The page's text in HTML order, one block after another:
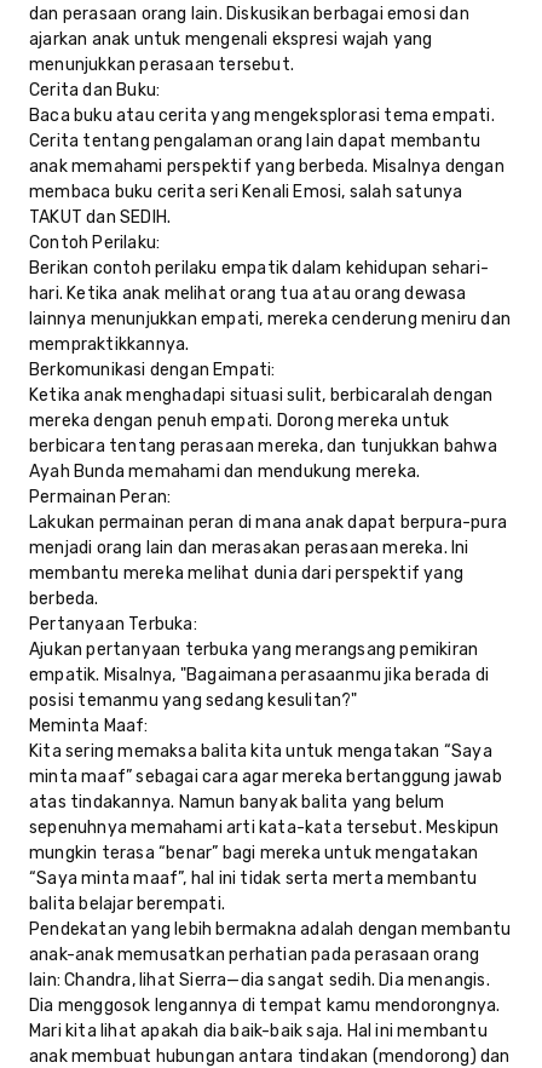
dan perasaan orang lain. Diskusikan berbagai emosi dan
ajarkan anak untuk mengenali ekspresi wajah yang
menunjukkan perasaan tersebut.
Cerita dan Buku:
Baca buku atau cerita yang mengeksplorasi tema empati.
Cerita tentang pengalaman orang lain dapat membantu
anak memahami perspektif yang berbeda. Misalnya dengan
membaca buku cerita seri Kenali Emosi, salah satunya
TAKUT dan SEDIH.
Contoh Perilaku:
Berikan contoh perilaku empatik dalam kehidupan sehari-
hari. Ketika anak melihat orang tua atau orang dewasa
lainnya menunjukkan empati, mereka cenderung meniru dan
mempraktikkannya.
Berkomunikasi dengan Empati:
Ketika anak menghadapi situasi sulit, berbicaralah dengan
mereka dengan penuh empati. Dorong mereka untuk
berbicara tentang perasaan mereka, dan tunjukkan bahwa
Ayah Bunda memahami dan mendukung mereka.
Permainan Peran:
Lakukan permainan peran di mana anak dapat berpura-pura
menjadi orang lain dan merasakan perasaan mereka. Ini
membantu mereka melihat dunia dari perspektif yang
berbeda.
Pertanyaan Terbuka:
Ajukan pertanyaan terbuka yang merangsang pemikiran
empatik. Misalnya, "Bagaimana perasaanmu jika berada di
posisi temanmu yang sedang kesulitan?"
Meminta Maaf:
Kita sering memaksa balita kita untuk mengatakan “Saya
minta maaf” sebagai cara agar mereka bertanggung jawab
atas tindakannya. Namun banyak balita yang belum
sepenuhnya memahami arti kata-kata tersebut. Meskipun
mungkin terasa “benar” bagi mereka untuk mengatakan
“Saya minta maaf”, hal ini tidak serta merta membantu
balita belajar berempati.
Pendekatan yang lebih bermakna adalah dengan membantu
anak-anak memusatkan perhatian pada perasaan orang
lain: Chandra, lihat Sierra—dia sangat sedih. Dia menangis.
Dia menggosok lengannya di tempat kamu mendorongnya.
Mari kita lihat apakah dia baik-baik saja. Hal ini membantu
anak membuat hubungan antara tindakan (mendorong) dan